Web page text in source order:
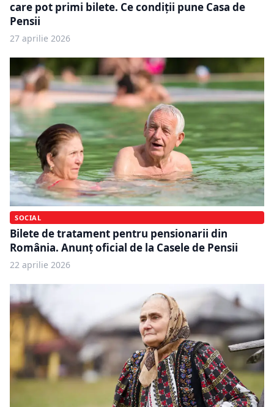
care pot primi bilete. Ce condiții pune Casa de
Pensii
27 aprilie 2026
SOCIAL
Bilete de tratament pentru pensionarii din
România. Anunț oficial de la Casele de Pensii
22 aprilie 2026